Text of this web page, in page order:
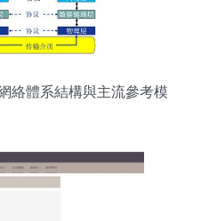
絡體系結構與主流參考模